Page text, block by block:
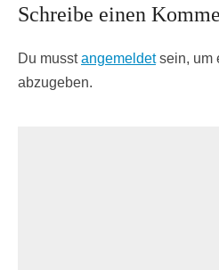
Schreibe einen
Du musstangemeldetsein, um
abzugeben.